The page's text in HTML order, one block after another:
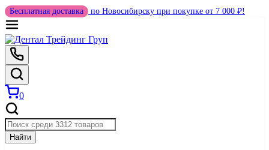
Бесплатная доставка по Новосибирску при покупке от 7 000 ₽!
0
Найти